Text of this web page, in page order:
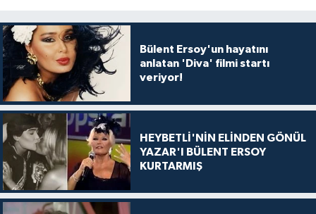
Bülent Ersoy'un hayatını
anlatan 'Diva' filmi startı
veriyor!
HEYBETLİ'NİN ELİNDEN GÖNÜL
YAZAR'I BÜLENT ERSOY
KURTARMIŞ